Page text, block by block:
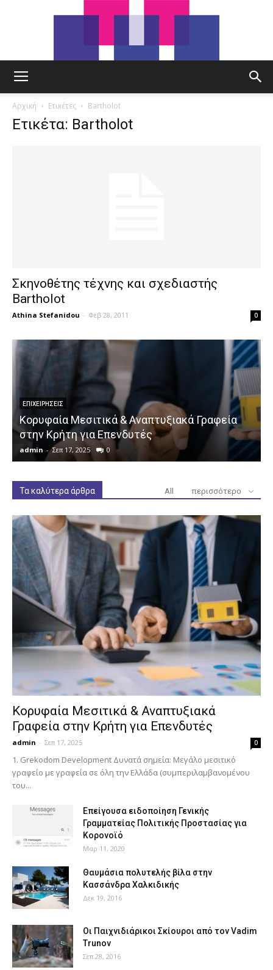
Αρχική Ετικέτες Bartholot
Ετικέτα: Bartholot
Σκηνοθέτης τέχνης και σχεδιαστής
Bartholot
Athina Stefanidou - Φεβ 28, 2011 0
ΕΠΙΧΕΙΡΉΣΕΙΣ
Κορυφαία Μεσιτικά & Αναπτυξιακά Γραφεία
στην Κρήτη για Επενδυτές
admin - Σεπ 17, 2025 0
Τα καλύτερα άρθρα All περισσότερο
Κορυφαία Μεσιτικά & Αναπτυξιακά
Γραφεία στην Κρήτη για Επενδυτές
admin - Σεπ 17, 2025 0
1. Grekodom Development Δυνατά σημεία: Μεγάλο μεσιτικό
γραφείο με γραφεία σε όλη την Ελλάδα (συμπεριλαμβανομένου
του...
Επείγουσα ειδοποίηση Γενικής
Γραμματείας Πολιτικής Προστασίας για
Κορονοϊό
Μαρ 11, 2020
Θαυμάσια πολυτελής βίλα στην
Κασσάνδρα Χαλκιδικής
Δεκ 19, 2016
Οι Παιχνιδιάρικοι Σκίουροι από τον Vadim
Trunov
Σεπ 28, 2016